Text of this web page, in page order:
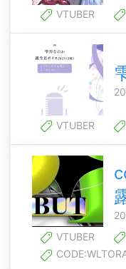
VTUBER
VTUBER
VTUBER